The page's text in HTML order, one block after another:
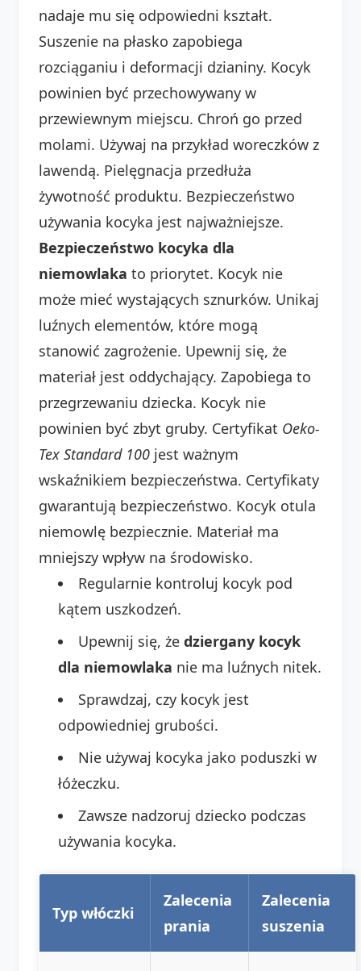
nadaje mu się odpowiedni kształt.
Suszenie na płasko zapobiega
rozciąganiu i deformacji dzianiny. Kocyk
powinien być przechowywany w
przewiewnym miejscu. Chroń go przed
molami. Używaj na przykład woreczków z
lawendą. Pielęgnacja przedłuża
żywotność produktu. Bezpieczeństwo
używania kocyka jest najważniejsze.
Bezpieczeństwo kocyka dla
niemowlaka to priorytet. Kocyk nie
może mieć wystających sznurków. Unikaj
luźnych elementów, które mogą
stanowić zagrożenie. Upewnij się, że
materiał jest oddychający. Zapobiega to
przegrzewaniu dziecka. Kocyk nie
powinien być zbyt gruby. Certyfikat Oeko-
Tex Standard 100 jest ważnym
wskaźnikiem bezpieczeństwa. Certyfikaty
gwarantują bezpieczeństwo. Kocyk otula
niemowlę bezpiecznie. Materiał ma
mniejszy wpływ na środowisko.
Regularnie kontroluj kocyk pod
kątem uszkodzeń.
Upewnij się, że dziergany kocyk
dla niemowlaka nie ma luźnych nitek.
Sprawdzaj, czy kocyk jest
odpowiedniej grubości.
Nie używaj kocyka jako poduszki w
łóżeczku.
Zawsze nadzoruj dziecko podczas
używania kocyka.
Typ włóczki
Zalecenia
prania
Zalecenia
suszenia